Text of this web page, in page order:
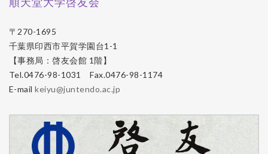
〒270-1695
千葉県印西市平賀学園台1-1
【事務局：啓友会館 1階】
Tel.0476-98-1031 Fax.0476-98-1174
E-mailkeiyu@juntendo.ac.jp